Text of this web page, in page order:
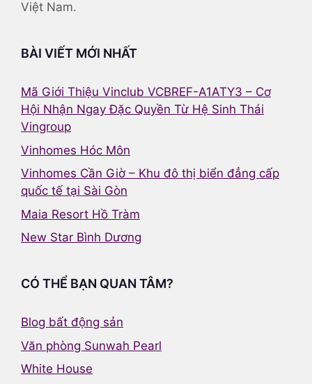
Việt Nam.
BÀI VIẾT MỚI NHẤT
Mã Giới Thiệu Vinclub VCBREF-A1ATY3 – Cơ
Hội Nhận Ngay Đặc Quyền Từ Hệ Sinh Thái
Vingroup
Vinhomes Hóc Môn
Vinhomes Cần Giờ – Khu đô thị biển đẳng cấp
quốc tế tại Sài Gòn
Maia Resort Hồ Tràm
New Star Bình Dương
CÓ THỂ BẠN QUAN TÂM?
Blog bất động sản
Văn phòng Sunwah Pearl
White House